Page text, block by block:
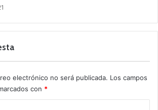
electrónico no será publicada. Los campos
con *